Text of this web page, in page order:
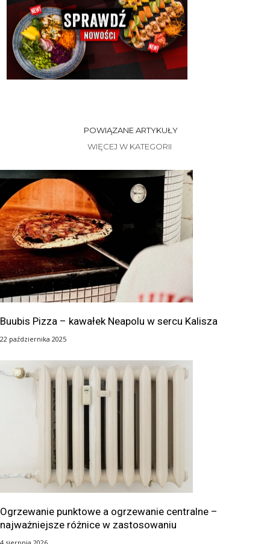
POWIĄZANE ARTYKUŁY
WIĘCEJ W KATEGORII
Buubis Pizza – kawałek Neapolu w sercu Kalisza
22 października 2025
Ogrzewanie punktowe a ogrzewanie centralne –
najważniejsze różnice w zastosowaniu